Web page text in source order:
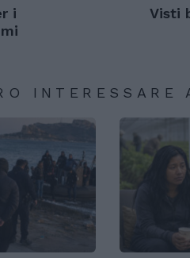
i
Visti
INTERESSARE